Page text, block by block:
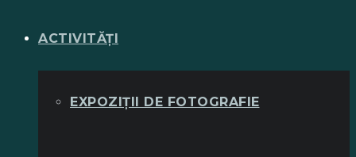
ACTIVITĂȚI
EXPOZIȚII DE FOTOGRAFIE